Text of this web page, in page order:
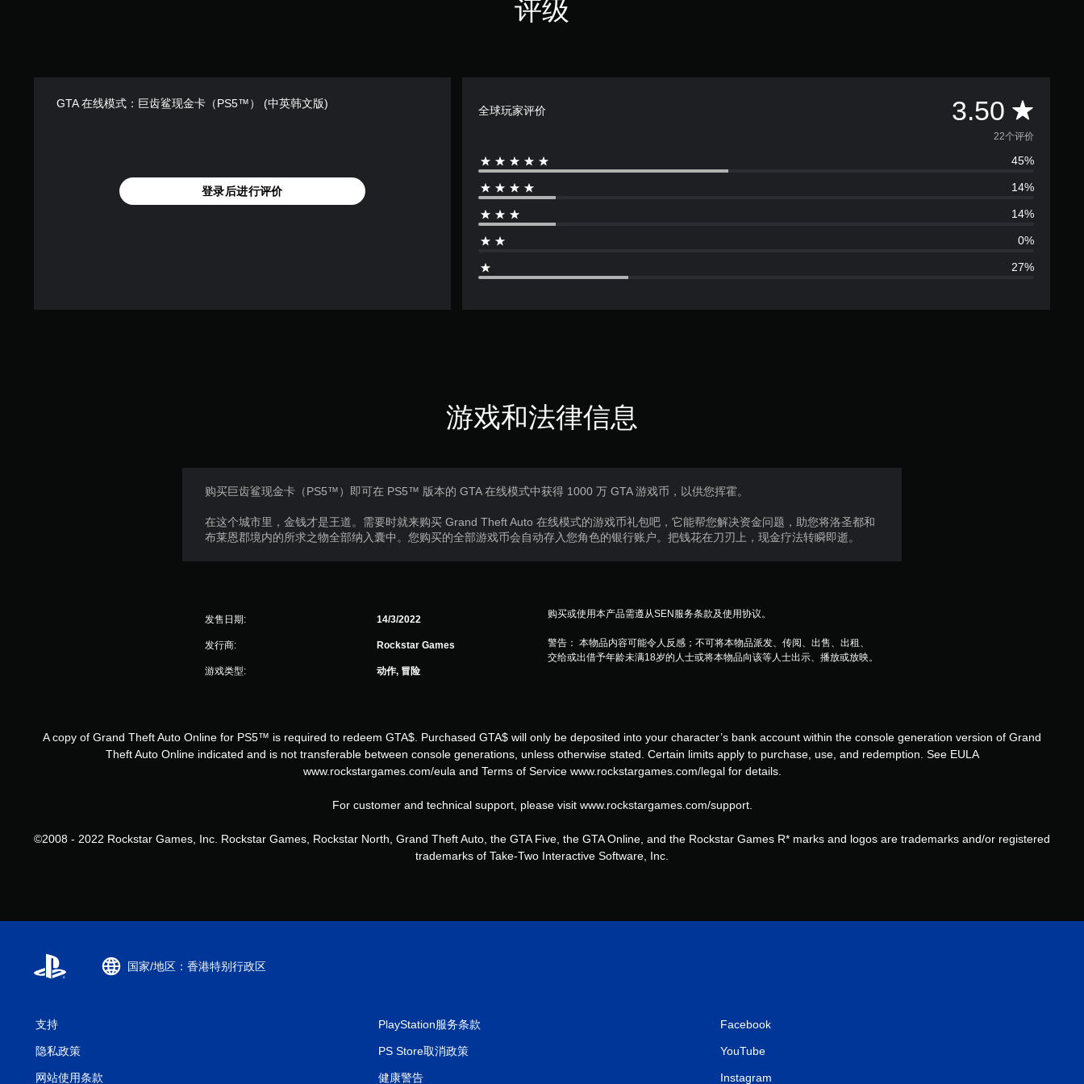
评级
GTA 在线模式：巨齿鲨现金卡（PS5™） (中英韩文版)
登录后进行评价
全球玩家评价 3.50 平
均
评
价
3
.
5
22个评价
45%
14%
14%
0%
27%
游戏和法律信息
购买巨齿鲨现金卡（PS5™）即可在 PS5™ 版本的 GTA 在线模式中获得 1000 万 GTA 游戏币，以供您挥霍。
在这个城市里，金钱才是王道。需要时就来购买 Grand Theft Auto 在线模式的游戏币礼包吧，它能帮您解决资金问题，助您将洛圣都和
布莱恩郡境内的所求之物全部纳入囊中。您购买的全部游戏币会自动存入您角色的银行账户。把钱花在刀刃上，现金疗法转瞬即逝。
发售日期: 14/3/2022
发行商: Rockstar Games
游戏类型: 动作, 冒险
购买或使用本产品需遵从SEN服务条款及使用协议。
警告： 本物品内容可能令人反感；不可将本物品派发、传阅、出售、出租、
交给或出借予年龄未满18岁的人士或将本物品向该等人士出示、播放或放映。
A copy of Grand Theft Auto Online for PS5™ is required to redeem GTA$. Purchased GTA$ will only be deposited into your character’s bank account within the console generation version of Grand
Theft Auto Online indicated and is not transferable between console generations, unless otherwise stated. Certain limits apply to purchase, use, and redemption. See EULA
www.rockstargames.com/eula and Terms of Service www.rockstargames.com/legal for details.
For customer and technical support, please visit www.rockstargames.com/support.
©2008 - 2022 Rockstar Games, Inc. Rockstar Games, Rockstar North, Grand Theft Auto, the GTA Five, the GTA Online, and the Rockstar Games R* marks and logos are trademarks and/or registered
trademarks of Take-Two Interactive Software, Inc.
国家/地区：香港特别行政区
支持
隐私政策
网站使用条款
PlayStation服务条款
PS Store取消政策
健康警告
Facebook
YouTube
Instagram